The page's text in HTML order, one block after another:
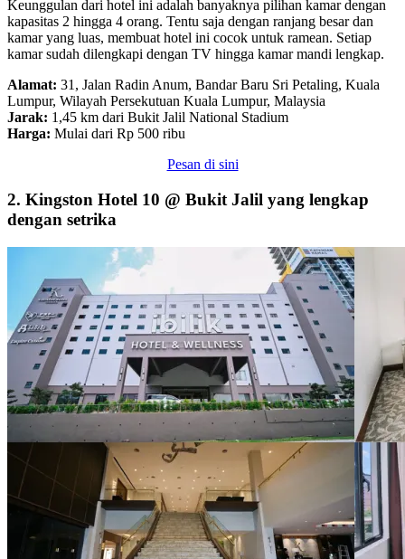
Keunggulan dari hotel ini adalah banyaknya pilihan kamar dengan
kapasitas 2 hingga 4 orang. Tentu saja dengan ranjang besar dan
kamar yang luas, membuat hotel ini cocok untuk ramean. Setiap
kamar sudah dilengkapi dengan TV hingga kamar mandi lengkap.
Alamat: 31, Jalan Radin Anum, Bandar Baru Sri Petaling, Kuala
Lumpur, Wilayah Persekutuan Kuala Lumpur, Malaysia
Jarak: 1,45 km dari Bukit Jalil National Stadium
Harga: Mulai dari Rp 500 ribu
Pesan di sini
2. Kingston Hotel 10 @ Bukit Jalil yang lengkap
dengan setrika